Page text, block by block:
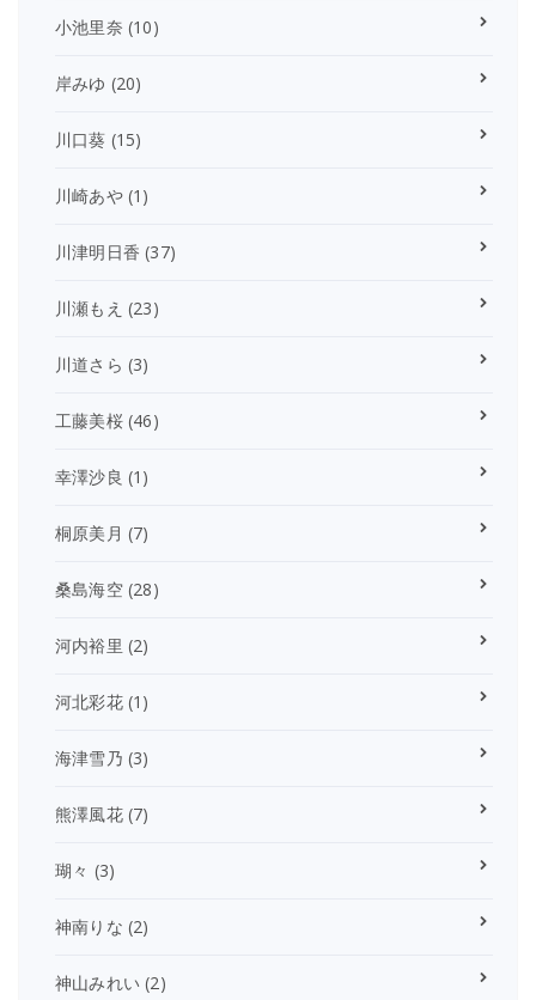
小池里奈 (10)
岸みゆ (20)
川口葵 (15)
川崎あや(1)
川津明日香 (37)
川瀬もえ (23)
川道さら (3)
工藤美桜(46)
幸澤沙良 (1)
桐原美月 (7)
桑島海空(28)
河内裕里 (2)
河北彩花(1)
海津雪乃 (3)
熊澤風花(7)
瑚々 (3)
神南りな (2)
神山みれい (2)